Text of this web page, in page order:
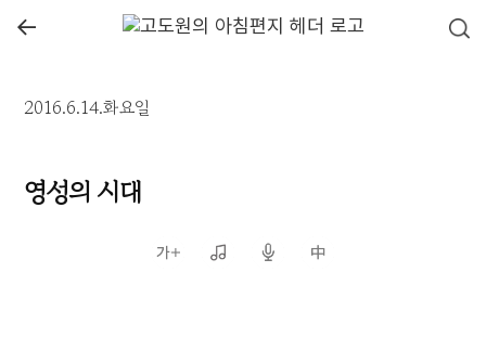
←
2016.6.14.화요일
영성의 시대